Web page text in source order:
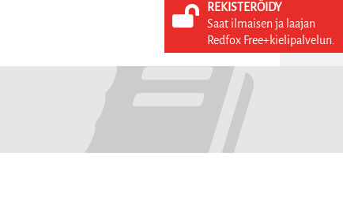
KIRJAUDU SISÄÄN
REKISTERÖIDY
REKISTERÖIDY
Saat ilmaisen ja laajan
Redfox Free+kielipalvelun.